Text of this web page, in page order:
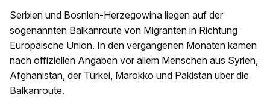
Serbien und Bosnien-Herzegowina liegen auf der
sogenannten Balkanroute von Migranten in Richtung
Europäische Union. In den vergangenen Monaten kamen
nach offiziellen Angaben vor allem Menschen aus Syrien,
Afghanistan, der Türkei, Marokko und Pakistan über die
Balkanroute.